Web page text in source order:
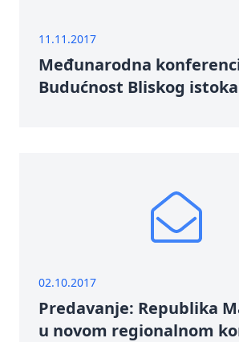
11.11.2017
Međunarodna
Budućnost Bliskog istoka
02.10.2017
Predavanje: Republika
u novom regionalnom